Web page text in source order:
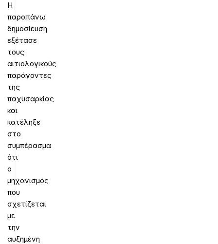
Η
παραπάνω
δημοσίευση
εξέτασε
τους
αιτιολογικούς
παράγοντες
της
παχυσαρκίας
και
κατέληξε
στο
συμπέρασμα
ότι
ο
μηχανισμός
που
σχετίζεται
με
την
αυξημένη